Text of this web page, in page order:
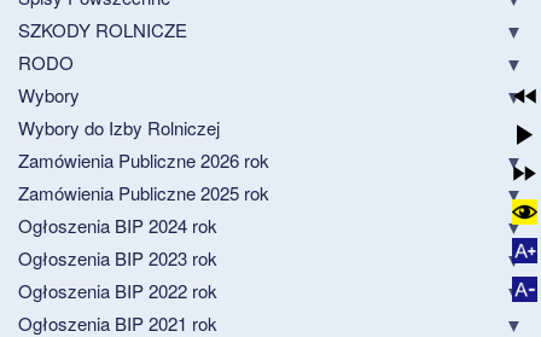
SZKODY ROLNICZE
RODO
Wybory
Wybory do Izby Rolniczej
Zamówienia Publiczne 2026 rok
Zamówienia Publiczne 2025 rok
Ogłoszenia BIP 2024 rok
Ogłoszenia BIP 2023 rok
Ogłoszenia BIP 2022 rok
Ogłoszenia BIP 2021 rok